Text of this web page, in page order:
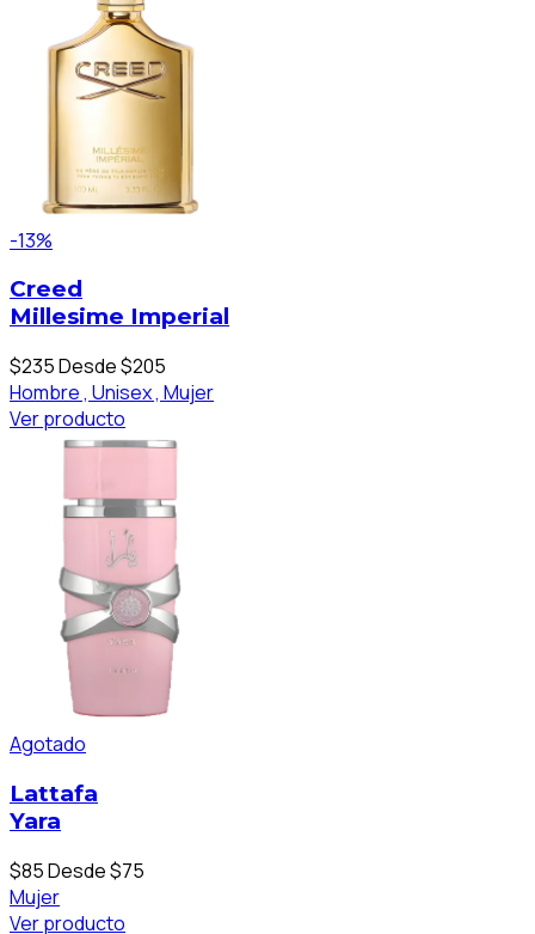
-13%
Creed
Millesime Imperial
$235Desde $205
Hombre , Unisex , Mujer
Ver producto
Agotado
Lattafa
Yara
$85Desde $75
Mujer
Ver producto